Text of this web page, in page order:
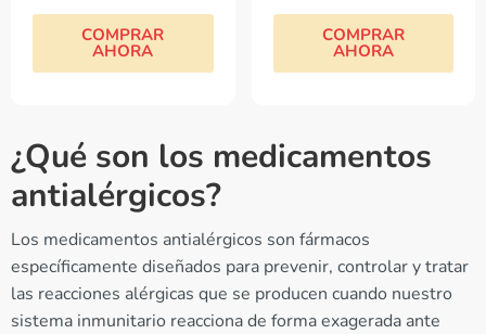
COMPRAR
AHORA
COMPRAR
AHORA
¿Qué son los medicamentos
antialérgicos?
Los medicamentos antialérgicos son fármacos
específicamente diseñados para prevenir, controlar y tratar
las reacciones alérgicas que se producen cuando nuestro
sistema inmunitario reacciona de forma exagerada ante